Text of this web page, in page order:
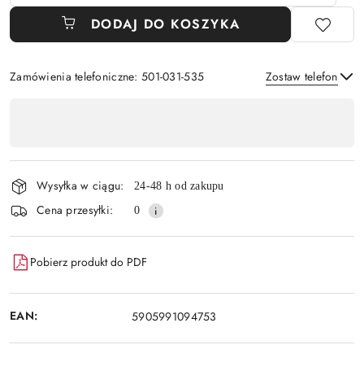
DODAJ DO KOSZYKA
Zamówienia telefoniczne: 501-031-535 Zostaw telefon
i
dostawa
Wysyłka w ciągu: 24-48 h od zakupu
Cena przesyłki: 0
Pobierz produkt do PDF
EAN: 5905991094753